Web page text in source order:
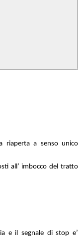
riaperta a senso unico
all’ imbocco del tratto
e il segnale di stop e’